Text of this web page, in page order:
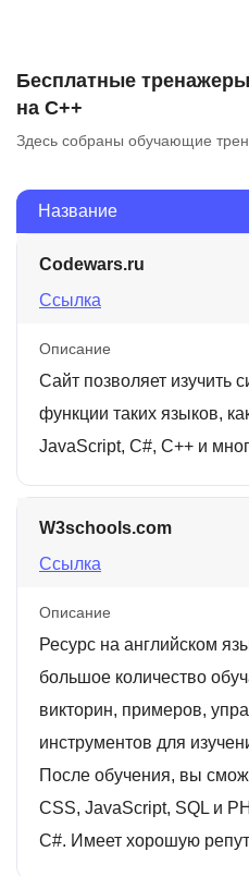
Бесплатные
на C++
Здесь собраны обучающие
Название
Codewars.ru
Ссылка
Описание
Сайт позволяет изучить
функции таких языков,
JavaScript, C#, C++ и
W3schools.com
Ссылка
Описание
Ресурс на английском
большое количество
викторин, примеров,
инструментов для
После обучения, вы
CSS, JavaScript, SQL и
C#. Имеет хорошую